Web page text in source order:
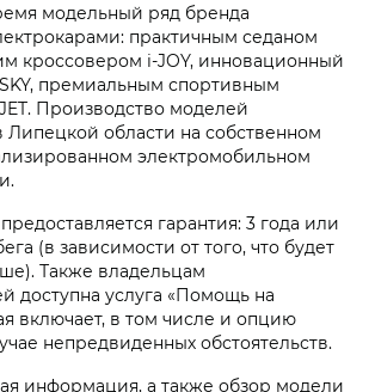
модельный ряд бренда
практичным седаном
кроссовером i‑JOY, инновационный
премиальным спортивным
Производство моделей
Липецкой области на собственном
электромобильном
гарантия: 3 года или
(в зависимости от того, что будет
Также владельцам
доступна услуга «Помощь на
включает, в том числе и опцию
непредвиденных обстоятельств.
информация, а также обзор модели